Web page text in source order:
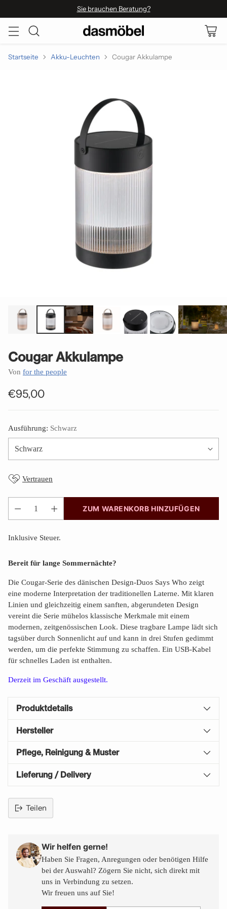
Sie brauchen Beratung?
Startseite Akku-Leuchten Cougar Akkulampe
Cougar Akkulampe
Von for the people
Normaler
€95,00
Ausführung: Schwarz
Vertrauen
Anzahl
ZUM WARENKORB HINZUFÜGEN
Inklusive Steuer.
Bereit für lange Sommernächte?
Die Cougar-Serie des dänischen Design-Duos Says Who zeigt
eine moderne Interpretation der traditionellen Laterne. Mit klaren
Linien und gleichzeitig einem sanften, abgerundeten Design
vereint die Serie mühelos klassische Merkmale mit einem
modernen, zeitgenössischen Look. Diese tragbare Lampe lädt sich
tagsüber durch Sonnenlicht auf und kann in drei Stufen gedimmt
werden, um die perfekte Stimmung zu schaffen. Ein USB-Kabel
für schnelles Laden ist enthalten.
Derzeit im Geschäft ausgestellt.
Produktdetails
Hersteller
Pflege, Reinigung & Muster
Lieferung / Delivery
Teilen
den
Warenkorb
legen
Wir helfen gerne!
Haben Sie Fragen, Anregungen oder benötigen Hilfe
bei der Auswahl? Zögern Sie nicht, sich direkt mit
uns in Verbindung zu setzen.
Wir freuen uns auf Sie!